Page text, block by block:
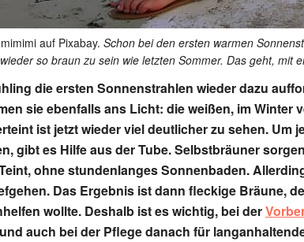
auf Pixabay. Schon bei den ersten warmen
so braun zu sein wie letzten Sommer. Das geht, mit
die ersten Sonnenstrahlen wieder dazu
sie ebenfalls ans Licht: die weißen, im Winter
ist jetzt wieder viel deutlicher zu sehen. Um
gibt es Hilfe aus der Tube. Selbstbräuner
ohne stundenlanges Sonnenbaden.
Das Ergebnis ist dann fleckige Bräune,
wollte. Deshalb ist es wichtig, bei der
auch bei der Pflege danach für